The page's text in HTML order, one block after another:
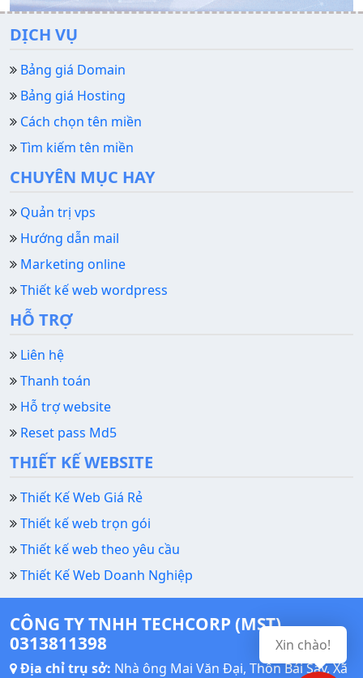
DỊCH VỤ
Bảng giá Domain
Bảng giá Hosting
Cách chọn tên miền
Tìm kiếm tên miền
CHUYÊN MỤC HAY
Quản trị vps
Hướng dẫn mail
Marketing online
Thiết kế web wordpress
HỖ TRỢ
Liên hệ
Thanh toán
Hỗ trợ website
Reset pass Md5
THIẾT KẾ WEBSITE
Thiết Kế Web Giá Rẻ
Thiết kế web trọn gói
Thiết kế web theo yêu cầu
Thiết Kế Web Doanh Nghiệp
CÔNG TY TNHH TECHCORP (MST)
0313811398
Địa chỉ trụ sở: Nhà ông Mai Văn Đại, Thôn Bái Sậy, Xã
Xin chào!